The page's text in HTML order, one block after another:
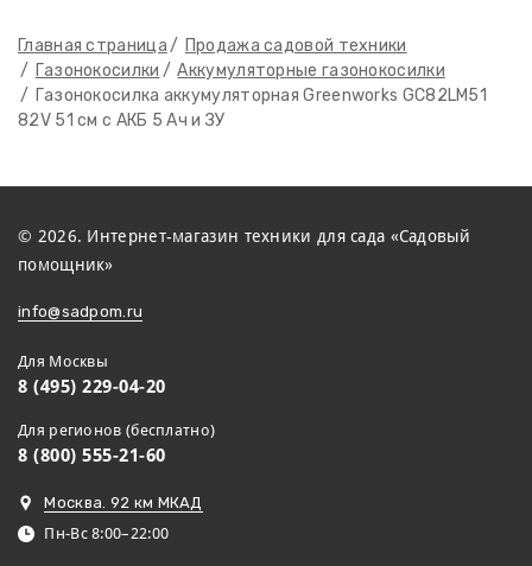
Главная страница
Продажа садовой техники
Газонокосилки
Аккумуляторные газонокосилки
Газонокосилка аккумуляторная Greenworks GC82LM51
82V 51 см с АКБ 5 Ач и ЗУ
© 2026. Интернет-магазин техники для сада «Садовый
помощник»
info@sadpom.ru
Для Москвы
8 (495) 229-04-20
Для регионов (бесплатно)
8 (800) 555-21-60
Москва. 92 км МКАД
Пн-Вс 8:00–22:00